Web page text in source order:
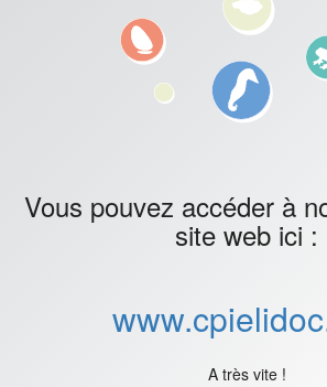
Vous pouvez accéder à
site web ici :
A très vite !